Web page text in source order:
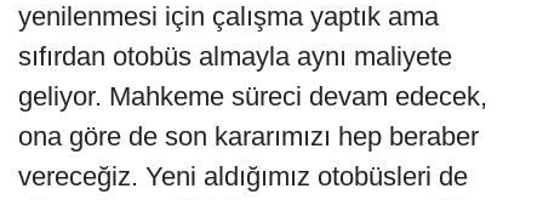
yenilenmesi için çalışma yaptık ama
sıfırdan otobüs almayla aynı maliyete
geliyor. Mahkeme süreci devam edecek,
ona göre de son kararımızı hep beraber
vereceğiz. Yeni aldığımız otobüsleri de